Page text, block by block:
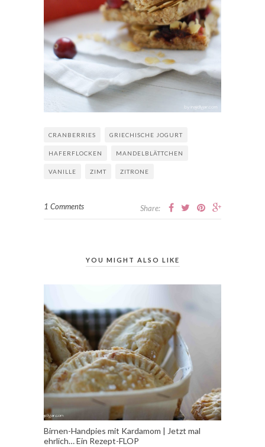
CRANBERRIES GRIECHISCHE JOGURT
HAFERFLOCKEN MANDELBLÄTTCHEN
VANILLE ZIMT ZITRONE
1 Comments Share:
YOU MIGHT ALSO LIKE
Birnen-Handpies mit Kardamom | Jetzt mal
ehrlich… Ein Rezept-FLOP